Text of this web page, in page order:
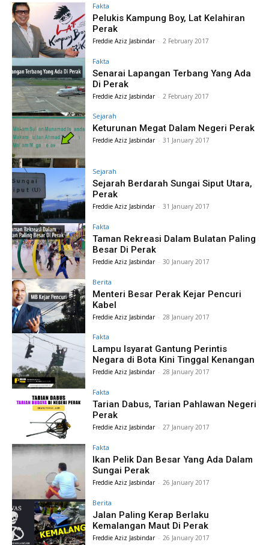
Fakta
Pelukis Kampung Boy, Lat Kelahiran
Perak
Freddie Aziz Jasbindar - 2 February 2017
Fakta
Senarai Lapangan Terbang Yang Ada
Di Perak
Freddie Aziz Jasbindar - 2 February 2017
Sejarah
Keturunan Megat Dalam Negeri Perak
Freddie Aziz Jasbindar - 31 January 2017
Sejarah
Sejarah Berdarah Sungai Siput Utara,
Perak
Freddie Aziz Jasbindar - 31 January 2017
Fakta
Taman Rekreasi Dalam Bulatan Paling
Besar Di Perak
Freddie Aziz Jasbindar - 30 January 2017
Berita
Menteri Besar Perak Kejar Pencuri
Kabel
Freddie Aziz Jasbindar - 28 January 2017
Fakta
Lampu Isyarat Gantung Perintis
Negara di Bota Kini Tinggal Kenangan
Freddie Aziz Jasbindar - 28 January 2017
Fakta
Tarian Dabus, Tarian Pahlawan Negeri
Perak
Freddie Aziz Jasbindar - 27 January 2017
Fakta
Ikan Pelik Dan Besar Yang Ada Dalam
Sungai Perak
Freddie Aziz Jasbindar - 26 January 2017
Berita
Jalan Paling Kerap Berlaku
Kemalangan Maut Di Perak
Freddie Aziz Jasbindar - 26 January 2017